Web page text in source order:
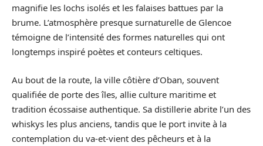
magnifie les lochs isolés et les falaises battues par la
brume. L’atmosphère presque surnaturelle de Glencoe
témoigne de l’intensité des formes naturelles qui ont
longtemps inspiré poètes et conteurs celtiques.
Au bout de la route, la ville côtière d’Oban, souvent
qualifiée de porte des îles, allie culture maritime et
tradition écossaise authentique. Sa distillerie abrite l’un des
whiskys les plus anciens, tandis que le port invite à la
contemplation du va-et-vient des pêcheurs et à la